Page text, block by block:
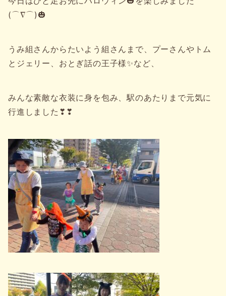
(⌒∇⌒)🎃
うみ組さんからたいよう組さんまで、プーさんやトム
とジェリー、おとぎ話の王子様✨など、
みんな素敵な衣装に身を包み、駅のあたりまで元気に
行進しました❣❣